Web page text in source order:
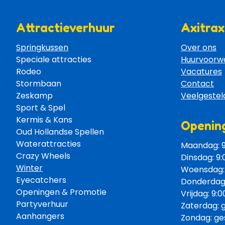
Attractieverhuur
Springkussen
Speciale attracties
Rodeo
Stormbaan
Zeskamp
Sport & Spel
Kermis & Kans
Oud Hollandse Spellen
Waterattracties
Crazy Wheels
Winter
Eyecatchers
Openingen & Promotie
Partyverhuur
Aanhangers
Over ons
Vacatures
Contact
Maandag:
Dinsdag:
Vrijdag:
Zaterdag:
Zondag: